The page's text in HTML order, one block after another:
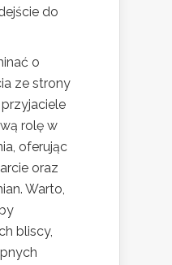
do
o
ze strony
przyjaciele
rolę w
oferując
oraz
Warto,
bliscy,